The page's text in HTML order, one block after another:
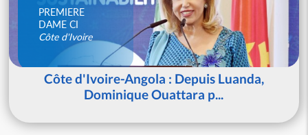
PREMIERE
DAME CI
Côte d'Ivoire
Côte d'Ivoire-Angola : Depuis Luanda,
Dominique Ouattara p...